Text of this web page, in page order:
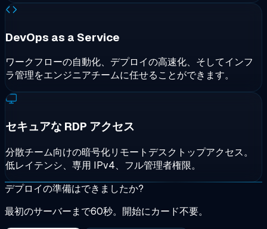
DevOps as a Service
ワークフローの自動化、デプロイの高速化、そしてインフ
ラ管理をエンジニアチームに任せることができます。
セキュアな RDP アクセス
分散チーム向けの暗号化リモートデスクトップアクセス。
低レイテンシ、専用 IPv4、フル管理者権限。
デプロイの準備はできましたか?
最初のサーバーまで60秒。開始にカード不要。